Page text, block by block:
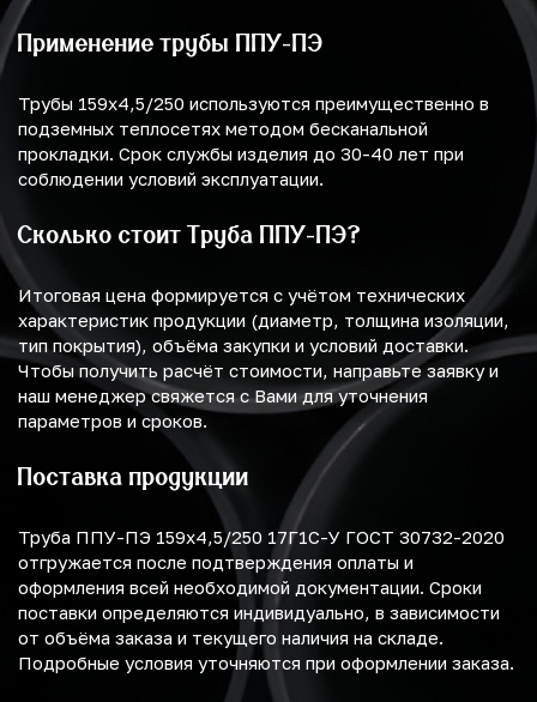
Применение трубы ППУ-ПЭ
Трубы 159х4,5/250 используются преимущественно в
подземных теплосетях методом бесканальной
прокладки. Срок службы изделия до 30-40 лет при
соблюдении условий эксплуатации.
Сколько стоит Труба ППУ-ПЭ?
Итоговая цена формируется с учётом технических
характеристик продукции (диаметр, толщина изоляции,
тип покрытия), объёма закупки и условий доставки.
Чтобы получить расчёт стоимости, направьте заявку и
наш менеджер свяжется с Вами для уточнения
параметров и сроков.
Поставка продукции
Труба ППУ-ПЭ 159х4,5/250 17Г1С-У ГОСТ 30732-2020
отгружается после подтверждения оплаты и
оформления всей необходимой документации. Сроки
поставки определяются индивидуально, в зависимости
от объёма заказа и текущего наличия на складе.
Подробные условия уточняются при оформлении заказа.